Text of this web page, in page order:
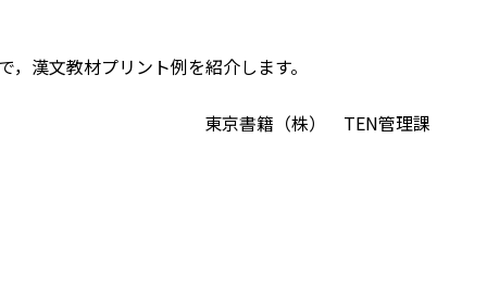
漢文教材プリント例を紹介します。
東京書籍（株） TEN管理課